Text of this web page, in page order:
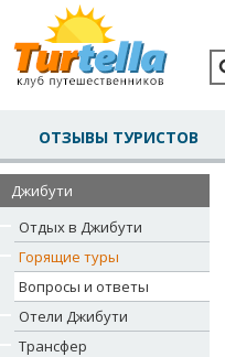
ОТЗЫВЫ ТУРИСТОВ
Джибути
Отдых в Джибути
Горящие туры
Вопросы и ответы
Отели Джибути
Трансфер